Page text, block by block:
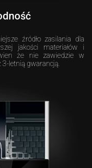
źródło zasilania dla
jakości materiałów i
że nie zawiedzie w
letnią gwarancją.